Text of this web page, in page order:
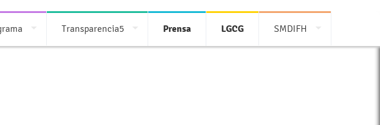
Transparencia5 Prensa LGCG SMDIFH